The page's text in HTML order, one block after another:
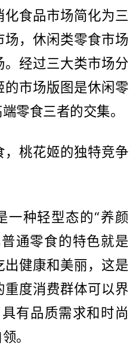
食品市场简化为三
，休闲类零食市场
经过三大类市场分
市场版图是休闲零
零食三者的交集。
，桃花姬的独特竞争
一种轻型态的“养颜
通零食的特色就是
健康和美丽，这是
重度消费群体可以界
有品质需求和时尚
。